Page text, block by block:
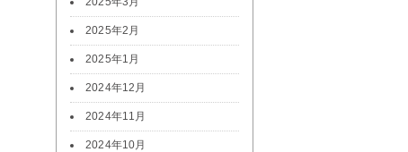
2025年2月
2025年1月
2024年12月
2024年11月
2024年10月